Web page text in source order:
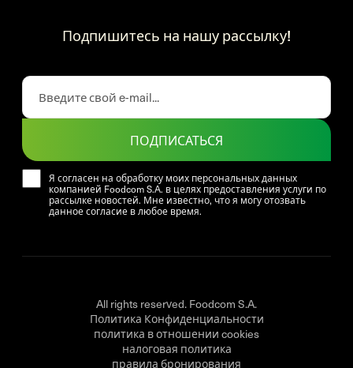
Подпишитесь на нашу рассылку!
Я согласен на обработку моих персональных данных
компанией Foodcom S.A. в целях предоставления услуги по
рассылке новостей. Мне известно, что я могу отозвать
данное согласие в любое время.
ПОДПИСАТЬСЯ
All rights reserved. Foodcom S.A.
Политика Конфиденциальности
политика в отношении cookies
налоговая политика
правила бронирования